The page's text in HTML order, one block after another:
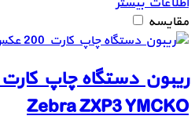
مقایسه
Zebra ZXP3 YMCKO